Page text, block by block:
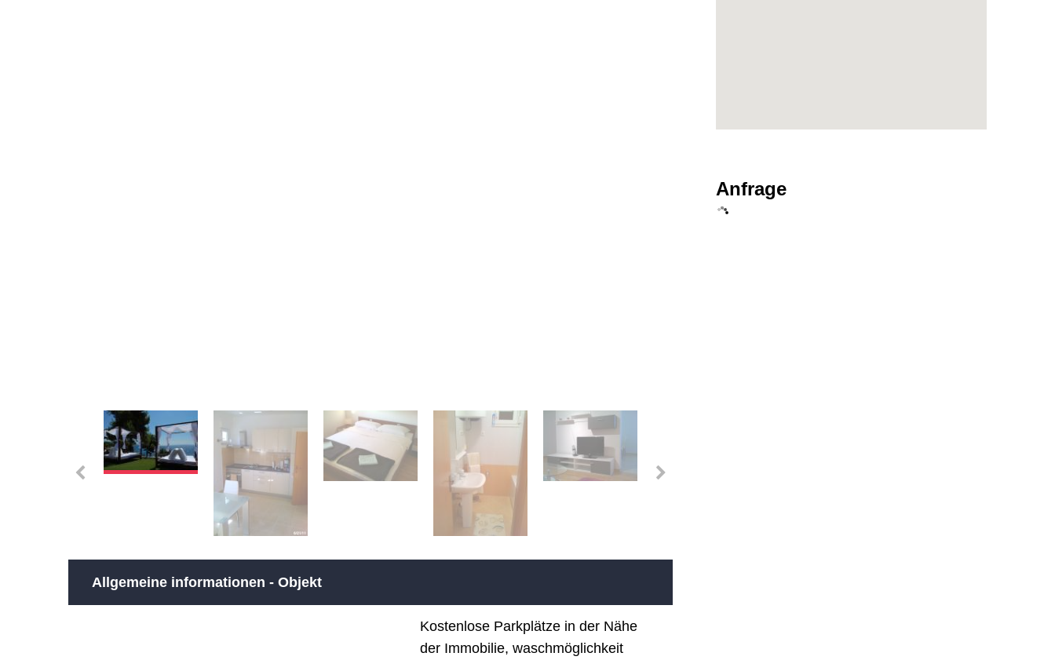
Allgemeine informationen - Objekt
Kostenlose Parkplätze in der Nähe
der Immobilie, waschmöglichkeit
Anfrage